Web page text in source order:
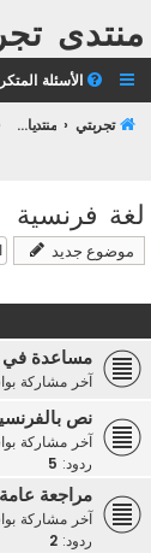
منتدى
الأسئلة
تجربتي منتديات التعليم الثانوي
لغة فرنسية
موضوع جديد
مساعدة في
آخر مشاركة
نص
آخر مشاركة
ردود: 5
مراجعة
آخر مشاركة
ردود: 2